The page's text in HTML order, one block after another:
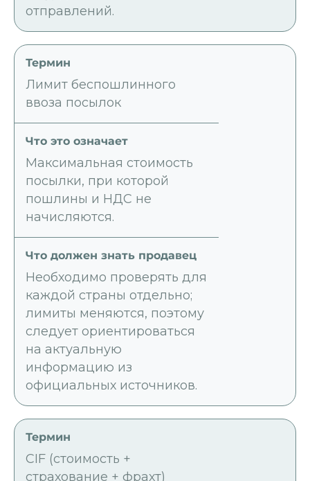
отправлений.
Лимит беспошлинного
ввоза посылок
Максимальная стоимость
посылки, при которой
пошлины и НДС не
начисляются.
Необходимо проверять для
каждой страны отдельно;
лимиты меняются, поэтому
следует ориентироваться
на актуальную
информацию из
официальных источников.
CIF (стоимость +
страхование + фрахт)